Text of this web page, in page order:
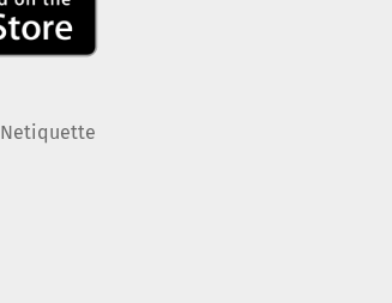
Netiquette